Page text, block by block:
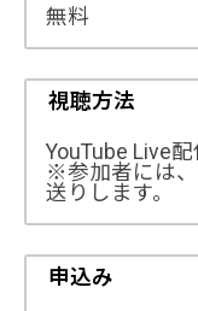
無料
視聴方法
YouTube Live配
※参加者には、
送りします。
申込み